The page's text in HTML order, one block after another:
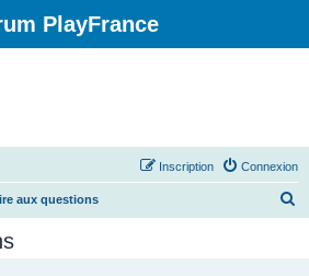
PlayFrance
Connexion
Inscription
aux questions